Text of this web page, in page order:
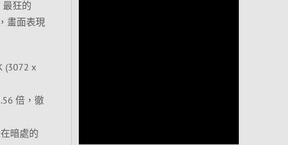
最狂的
畫面表現
(3072 x
倍，徹
暗處的